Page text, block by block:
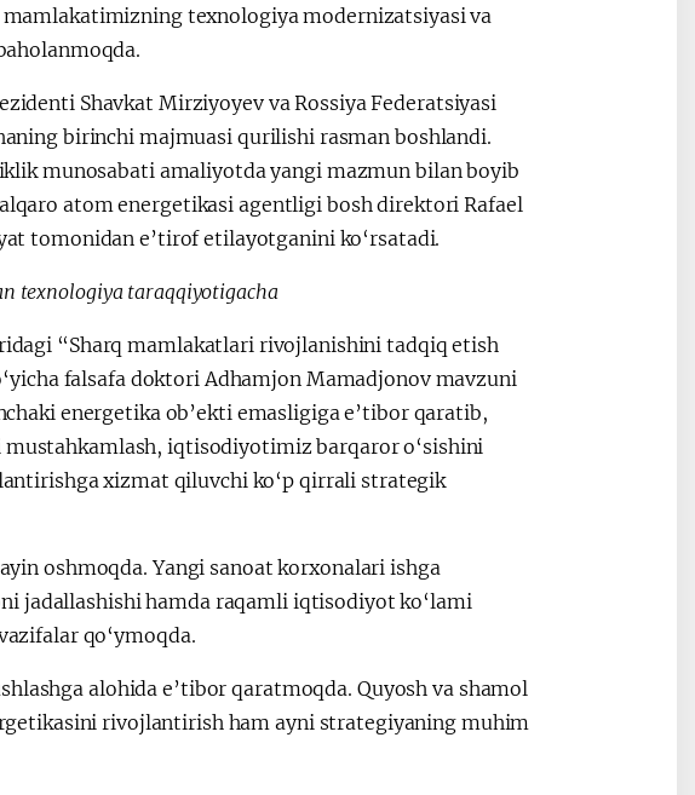
texnologiya modernizatsiyasi va
Shavkat Mirziyoyev va Rossiya Federatsiyasi
birinchi majmuasi qurilishi rasman boshlandi.
munosabati amaliyotda yangi mazmun bilan boyib
atom energetikasi agentligi bosh direktori Rafael
tomonidan e’tirof etilayotganini ko‘rsatadi.
texnologiya taraqqiyotigacha
“Sharq mamlakatlari rivojlanishini tadqiq etish
falsafa doktori Adhamjon Mamadjonov mavzuni
energetika ob’ekti emasligiga e’tibor qaratib,
iqtisodiyotimiz barqaror o‘sishini
xizmat qiluvchi ko‘p qirrali strategik
oshmoqda. Yangi sanoat korxonalari ishga
jadallashishi hamda raqamli iqtisodiyot ko‘lami
qo‘ymoqda.
alohida e’tibor qaratmoqda. Quyosh va shamol
rivojlantirish ham ayni strategiyaning muhim